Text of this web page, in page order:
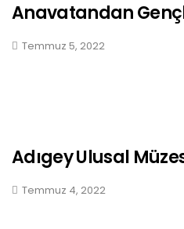
Anavatandan
Temmuz 5, 2022
Adıgey Ulusal
Temmuz 4, 2022